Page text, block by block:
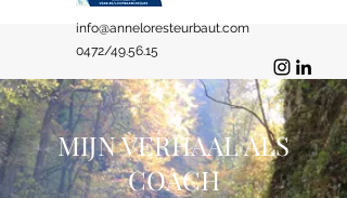
info@anneloresteurbaut.com
0472/49.56.15
MIJN VERHAAL ALS
COACH